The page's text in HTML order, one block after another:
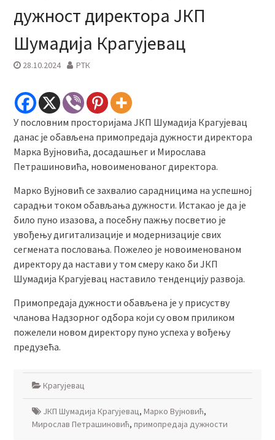
дужност директора ЈКП
Шумадија Крагујевац
28.10.2024 РТК
У пословним просторијама ЈКП Шумадија Крагујевац
данас је обављена примопредаја дужности директора
Марка Вујновића, досадашњег и Мирослава
Петрашиновића, новоименованог директора.
Марко Вујновић се захвалио сарадницима на успешној
сарадњи током обављања дужности. Истакао је да је
било пуно изазова, а посебну пажњу посветио је
увођењу дигитализације и модернизације свих
сегмената пословања. Пожелео је новоименованом
директору да настави у том смеру како би ЈКП
Шумадија Крагујевац наставило тенденцију развоја.
Примопредаја дужности обављена је у присуству
чланова Надзорног одбора који су овом приликом
пожелели новом директору пуно успеха у вођењу
предузећа.
Крагујевац
ЈКП Шумадија Крагујевац, Марко Вујновић,
Мирослав Петрашиновић, примопредаја дужности